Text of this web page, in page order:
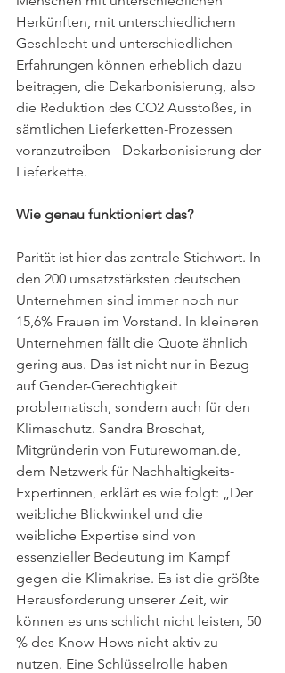
Herkünften, mit unterschiedlichem
Geschlecht und unterschiedlichen
Erfahrungen können erheblich dazu
beitragen, die Dekarbonisierung, also
die Reduktion des CO2 Ausstoßes, in
sämtlichen Lieferketten-Prozessen
voranzutreiben - Dekarbonisierung der
Lieferkette.
Wie genau funktioniert das?
Parität ist hier das zentrale Stichwort. In
den 200 umsatzstärksten deutschen
Unternehmen sind immer noch nur
15,6% Frauen im Vorstand. In kleineren
Unternehmen fällt die Quote ähnlich
gering aus. Das ist nicht nur in Bezug
auf Gender-Gerechtigkeit
problematisch, sondern auch für den
Klimaschutz. Sandra Broschat,
Mitgründerin von Futurewoman.de,
dem Netzwerk für Nachhaltigkeits-
Expertinnen, erklärt es wie folgt: „Der
weibliche Blickwinkel und die
weibliche Expertise sind von
essenzieller Bedeutung im Kampf
gegen die Klimakrise. Es ist die größte
Herausforderung unserer Zeit, wir
können es uns schlicht nicht leisten, 50
% des Know-Hows nicht aktiv zu
nutzen. Eine Schlüsselrolle haben